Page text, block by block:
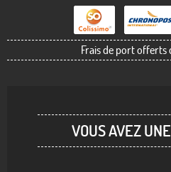
Frais de port offerts
VOUS AVEZ